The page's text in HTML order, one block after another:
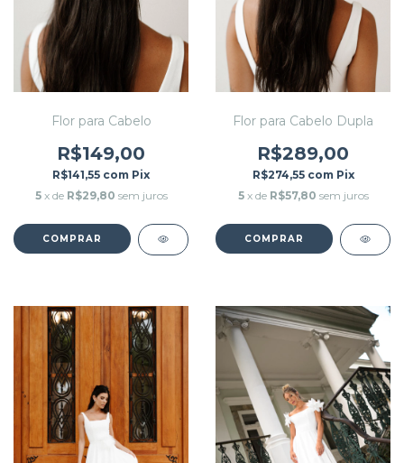
Flor para Cabelo
R$149,00
R$141,55 com Pix
5 x de R$29,80 sem juros
Flor para Cabelo Dupla
R$289,00
R$274,55 com Pix
5 x de R$57,80 sem juros